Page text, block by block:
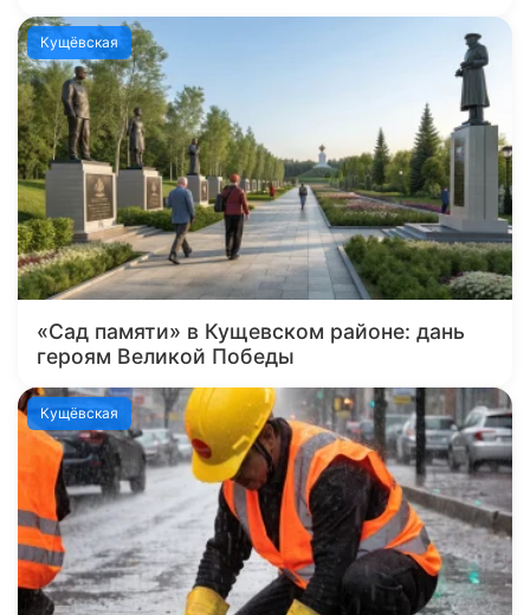
Кущёвская
«Сад памяти» в Кущевском районе: дань
героям Великой Победы
Кущёвская